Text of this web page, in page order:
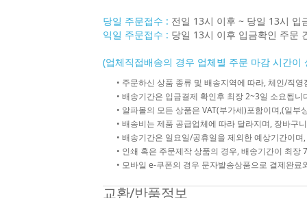
당일 주문접수 : 전일 13시 이후 ~ 당일 13시 입
익일 주문접수 : 당일 13시 이후 입금확인 주문
(업체직접배송의 경우 업체별 주문 마감 시간이
• 주문하신 상품 종류 및 배송지역에 따라, 체인/직
• 배송기간은 입금결제 확인후 최장 2~3일 소요됩
• 알파몰의 모든 상품은 VAT(부가세)포함이며,(일
• 배송비는 제품 공급업체에 따라 달라지며, 장바구
• 배송기간은 일요일/공휴일을 제외한 예상기간이
• 인쇄 혹은 주문제작 상품의 경우, 배송기간이 최장
• 모바일 e-쿠폰의 경우 문자발송상품으로 결제완
교환/반품정보